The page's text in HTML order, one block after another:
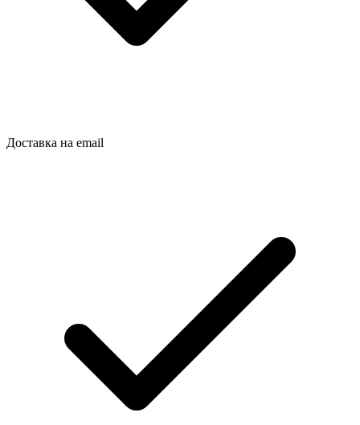
Доставка на email